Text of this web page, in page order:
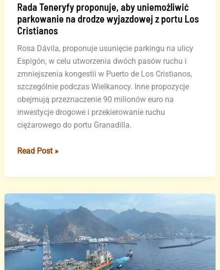
Rada Teneryfy proponuje, aby uniemożliwić
parkowanie na drodze wyjazdowej z portu Los
Cristianos
Rosa Dávila, proponuje usunięcie parkingu na ulicy
Espigón, w celu utworzenia dwóch pasów ruchu i
zmniejszenia kongestii w Puerto de Los Cristianos,
szczególnie podczas Wielkanocy. Inne propozycje
obejmują przeznaczenie 90 milionów euro na
inwestycje drogowe i przekierowanie ruchu
ciężarowego do portu Granadilla.
Rada
proponuje,
uniemożliwić
parkowanie
na
drodze
wyjazdowej
Read Post »